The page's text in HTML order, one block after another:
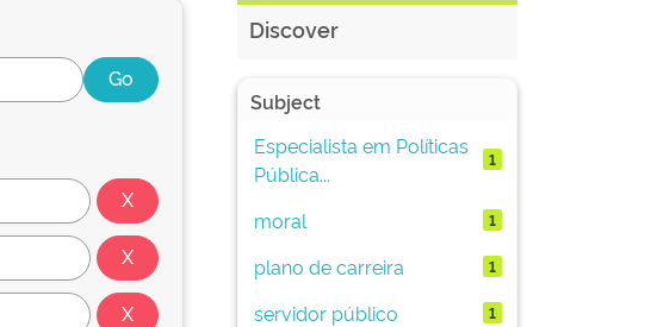
Discover
Subject
Especialista em Políticas
Pública...
1
moral 1
plano de carreira 1
servidor público 1